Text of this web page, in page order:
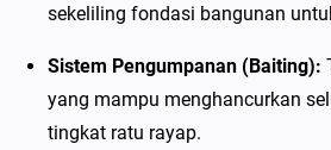
sekeliling fondasi bangunan
Sistem Pengumpanan (Baiting):
yang mampu menghancurkan
tingkat ratu rayap.